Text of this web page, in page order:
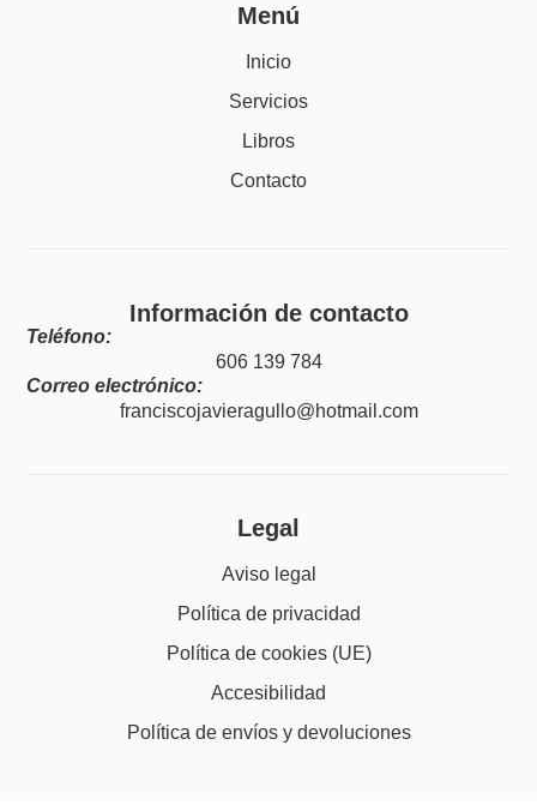
Menú
Inicio
Servicios
Libros
Contacto
Información de contacto
Teléfono:
606 139 784
Correo electrónico:
franciscojavieragullo@hotmail.com
Legal
Aviso legal
Política de privacidad
Política de cookies (UE)
Accesibilidad
Política de envíos y devoluciones